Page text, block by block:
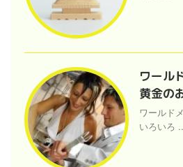
ワール
黄金の
ワールド
いろいろ